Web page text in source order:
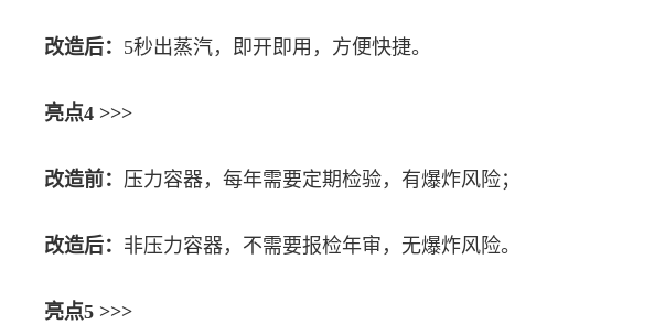
改造后： 5秒出蒸汽，即开即用，方便快捷。
亮点4 >>>
改造前： 压力容器，每年需要定期检验，有爆炸风险；
改造后： 非压力容器，不需要报检年审，无爆炸风险。
亮点5 >>>